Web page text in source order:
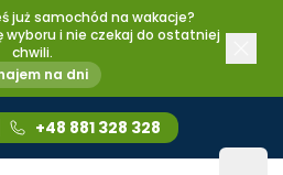
już samochód na wakacje?
wyboru i nie czekaj do ostatniej
chwili.
na dni
+48 881 328 328